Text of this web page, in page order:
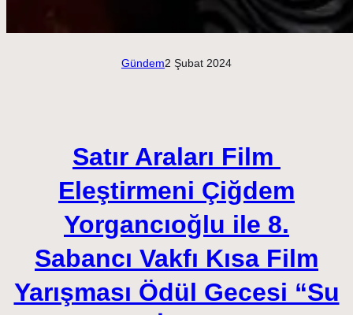
Gündem2 Şubat 2024
Satır Araları Film
Eleştirmeni Çiğdem
Yorgancıoğlu ile 8.
Sabancı Vakfı Kısa Film
Yarışması Ödül Gecesi “Su